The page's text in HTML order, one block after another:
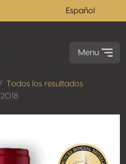
Español
Menu
Todos los resultados